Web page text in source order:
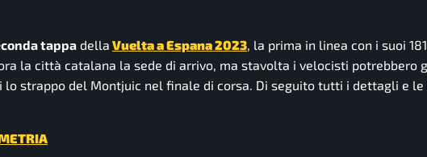
tappa della Vuelta a Espana 2023, la prima in linea con i suoi
la città catalana la sede di arrivo, ma stavolta i velocisti potrebbero
lo strappo del Montjuic nel finale di corsa. Di seguito tutti i dettagli e